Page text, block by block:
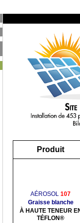
Produit
AÉROSOL 107
Graisse blanche
À HAUTE TENEUR
TÉFLON®